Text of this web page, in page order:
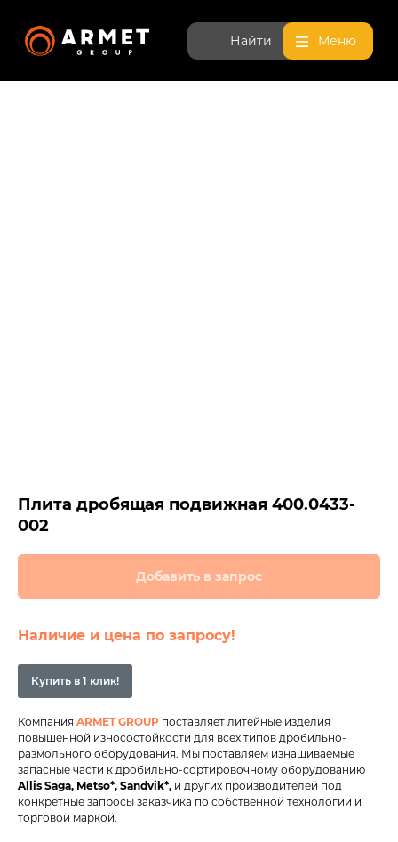
Найти
Плита дробящая подвижная 400.0433-
002
Добавить в запрос
Наличие и цена по запросу!
Купить в 1 клик!
Компания ARMET GROUP поставляет литейные изделия
повышенной износостойкости для всех типов дробильно-
размольного оборудования. Мы поставляем изнашиваемые
запасные части к дробильно-сортировочному оборудованию
Allis Saga, Metso*, Sandvik*, и других производителей под
конкретные запросы заказчика по собственной технологии и
торговой маркой.